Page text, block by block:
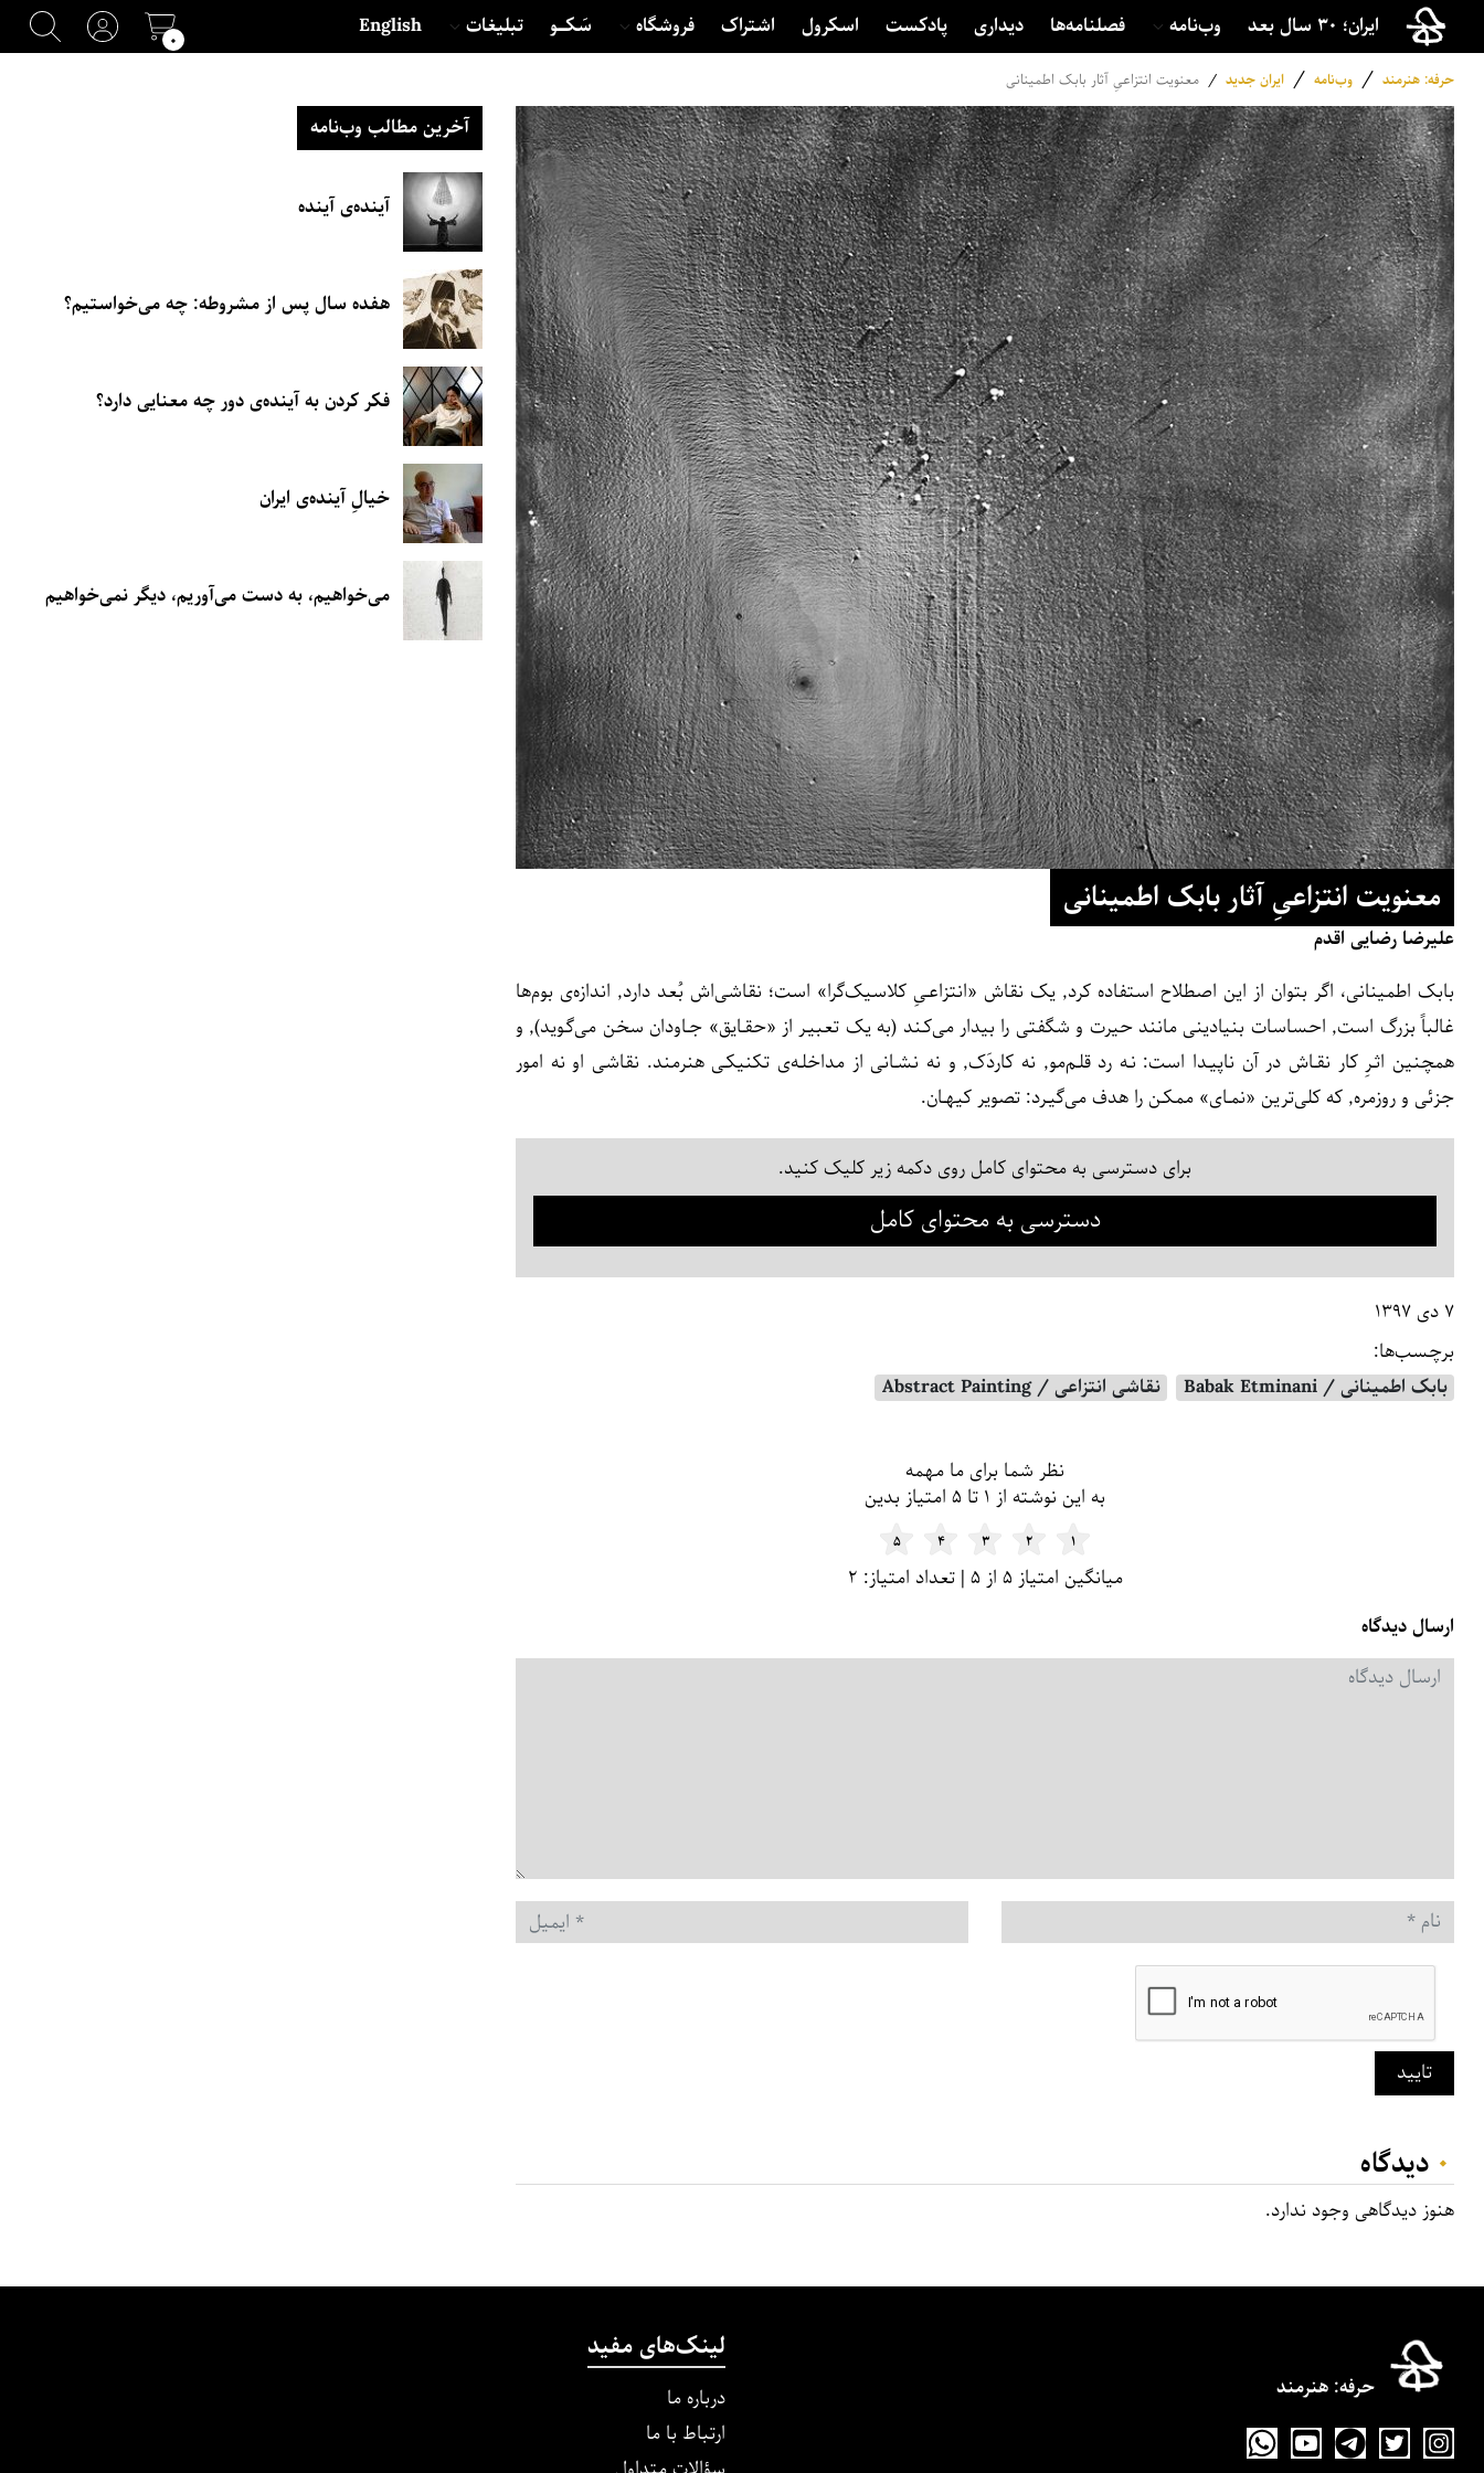
ایران؛ ۳۰ سال بعد وب‌نامه فصلنامه‌ها دیداری پادکست اسکرول اشتراک فروشگاه سَکــــو تبلیغات English
۰
حرفه: هنرمند / وب‌نامه / ایران جدید / معنویت انتزاعیِ آثار بابک اطمینانی
معنویت انتزاعیِ آثار بابک اطمینانی
علیرضا رضایی‌ اقدم
بابک اطمینانی، اگر بتوان از این اصطلاح استفاده کرد٬ یک نقاش «انتزاعـیِ کلاسیک‌گرا» است؛ نقاشی‌اش بُعد دارد٬ اندازه‌ی بوم‌ها
غالباً بزرگ است٬ احساسات بنیادینی مانند حیرت و شگفتی را بیدار می‌کـند (به یک تعبیـر از «حقـایق» جـاودان سخن می‌گـوید)٬ و
همچنین اثـرِ کار نقـاش در آن ناپیـدا است: نـه رد قلـم‌مو٬ نه کاردَک٬ و نه نشـانی از مداخلـه‌ی تکنیکـی هنرمند. نقاشی او نه امور
جزئی و روزمره٬ که کلی‌ترین «نمـای» ممکـن را هدف می‌گیـرد: تصویر کیهـان.
برای دسترسی به محتوای کامل روی دکمه زیر کلیک کنید.
دسترسی به محتوای کامل
۷ دی ۱۳۹۷
برچسب‌ها:
بابک اطمینانی / Babak Etminani
نقاشی انتزاعی / Abstract Painting
نظر شما برای ما مهمه
به این نوشته از ۱ تا ۵ امتیاز بدین
۵ ۴ ۳ ۲ ۱
میانگین امتیاز ۵ از ۵ | تعداد امتیاز: ۲
ارسال دیدگاه
دیدگاه
نام
تایید
۰ دیدگاه‌
هنوز دیدگاهی وجود ندارد.
آخرین مطالب وب‌نامه
آینده‌ی آینده
هفده سال پس از مشروطه: چه می‌خواستیم؟
فکر کردن به آینده‌ی دور چه معنایی دارد؟
خیالِ آینده‌ی ایران
می‌خواهیم، به دست می‌آوریم، دیگر نمی‌خواهیم
حرفه‌: هنرمند
لینک‌های مفید
درباره ما
ارتباط با ما